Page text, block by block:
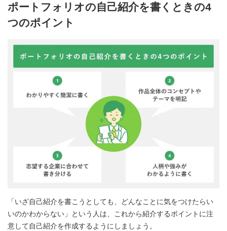
ポートフォリオの自己紹介を書くときの4
つのポイント
「いざ自己紹介を書こうとしても、どんなことに気をつけたらい
いのかわからない」という人は、これから紹介するポイントに注
意して自己紹介を作成するようにしましょう。